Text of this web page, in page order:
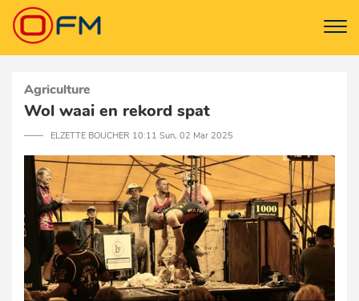
Agriculture
Wol waai en rekord spat
─── ELZETTE BOUCHER 10:11 Sun, 02 Mar 2025